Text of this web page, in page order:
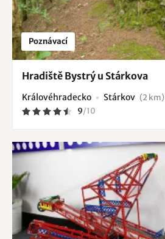
Poznávací
Hradiště Bystrý u Stárkova
Královéhradecko Stárkov (2 km)
9/10